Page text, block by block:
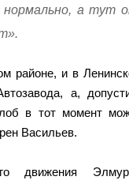
а тут
районе, и в
а,
в тот момент
Васильев.
движения